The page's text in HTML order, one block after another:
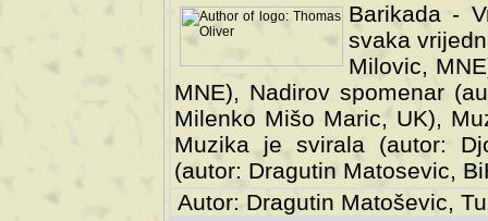
Barikada -
svaka
Milovic,
MNE), Nadirov spomenar
Milenko Mišo Maric, UK),
Muzika je svirala (autor:
(autor: Dragutin Matosevic,
Autor: Dragutin Matoševic,